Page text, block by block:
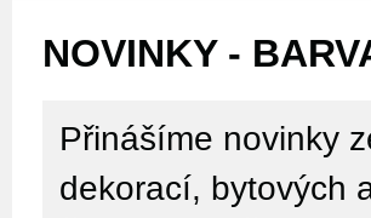
NOVINKY -
Přinášíme novinky
dekorací, bytových